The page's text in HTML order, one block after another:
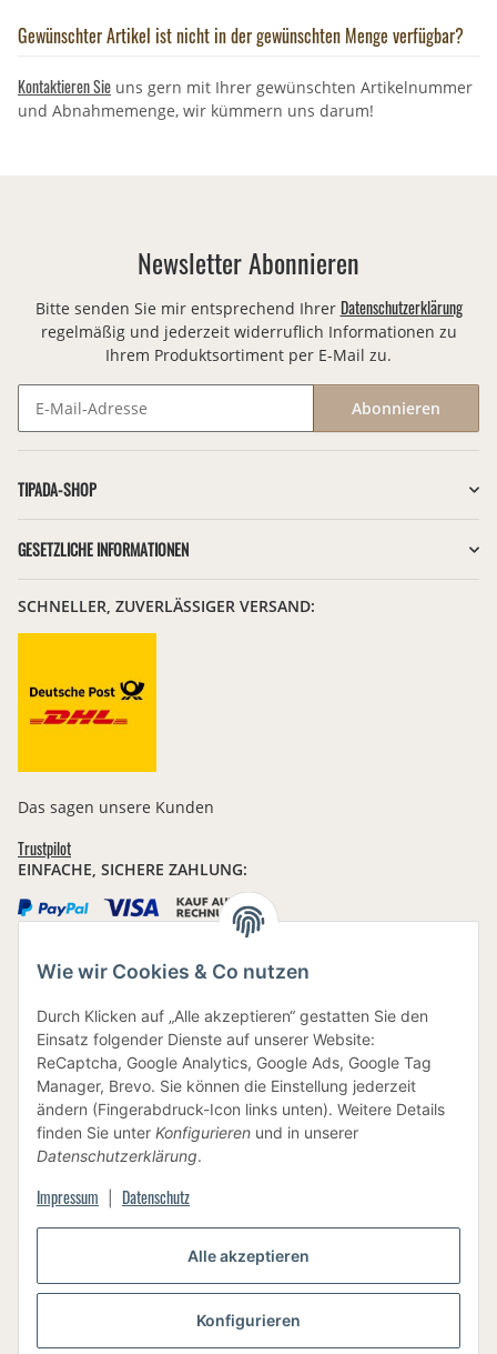
Alle akzeptieren
Konfigurieren
Wie wir Cookies & Co nutzen
Durch Klicken auf „Alle akzeptieren“ gestatten Sie den
Einsatz folgender Dienste auf unserer Website:
ReCaptcha, Google Analytics, Google Ads, Google Tag
Manager, Brevo. Sie können die Einstellung jederzeit
ändern (Fingerabdruck-Icon links unten). Weitere Details
finden Sie unter Konfigurieren und in unserer
Datenschutzerklärung.
Impressum Datenschutz
Gewünschter Artikel ist nicht in der gewünschten Menge verfügbar?
Kontaktieren Sie uns gern mit Ihrer gewünschten Artikelnummer
und Abnahmemenge, wir kümmern uns darum!
Newsletter Abonnieren
Bitte senden Sie mir entsprechend Ihrer Datenschutzerklärung
regelmäßig und jederzeit widerruflich Informationen zu
Ihrem Produktsortiment per E-Mail zu.
Abonnieren
TIPADA-SHOP
GESETZLICHE INFORMATIONEN
SCHNELLER, ZUVERLÄSSIGER VERSAND:
Das sagen unsere Kunden
Trustpilot
EINFACHE, SICHERE ZAHLUNG:
BEWUSSTE VERPACKUNG
Vertrag widerrufen